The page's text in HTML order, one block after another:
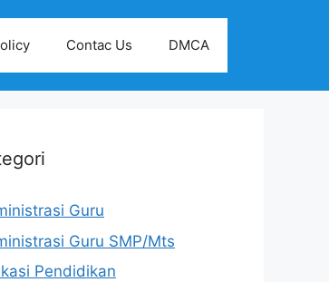
Contac Us DMCA
Guru
Guru SMP/Mts
Pendidikan